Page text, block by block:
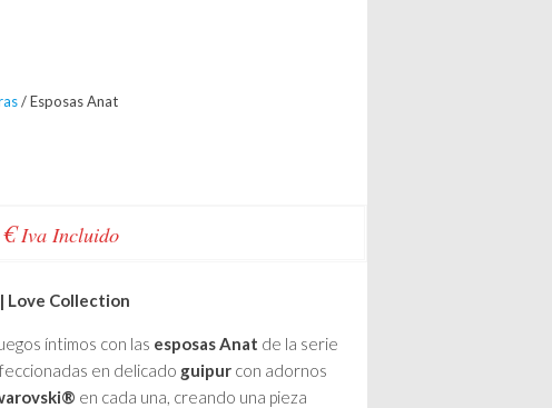
/ Esposas Anat
€ Iva Incluido
Love Collection
íntimos con las esposas Anat de la serie
en delicado guipurcon adornos
en cada una, creando una pieza